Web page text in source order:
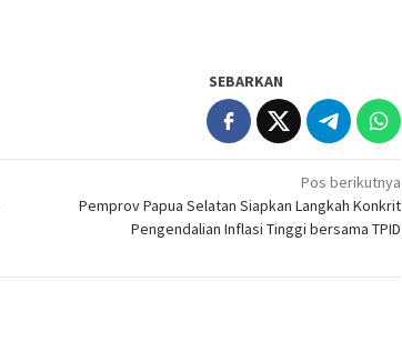
SEBARKAN
Pos berikutnya
Pemprov Papua Selatan Siapkan Langkah Konkrit
Pengendalian Inflasi Tinggi bersama TPID